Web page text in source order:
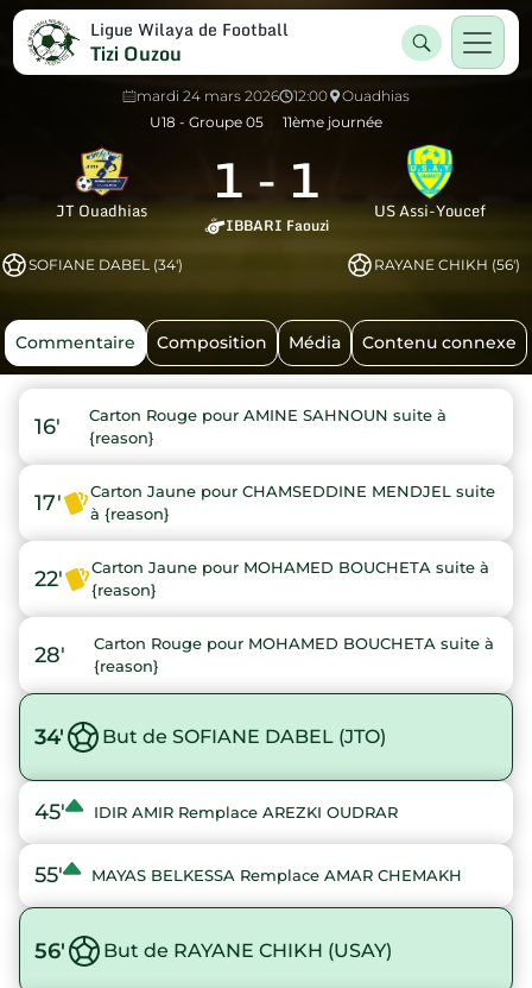
Ligue Wilaya de Football
Tizi Ouzou
mardi 24 mars 2026 12:00
Ouadhias
U18 - Groupe 05
11ème journée
JT Ouadhias 1 - 1
IBBARI Faouzi
US Assi-Youcef
SOFIANE DABEL (34') RAYANE CHIKH (56')
Commentaire Composition Média Contenu connexe
16'
Carton Rouge pour AMINE SAHNOUN suite à
{reason}
17'
Carton Jaune pour CHAMSEDDINE MENDJEL suite
à {reason}
22'
Carton Jaune pour MOHAMED BOUCHETA suite à
{reason}
28'
Carton Rouge pour MOHAMED BOUCHETA suite à
{reason}
34' But de SOFIANE DABEL (JTO)
45' IDIR AMIR Remplace AREZKI OUDRAR
55' MAYAS BELKESSA Remplace AMAR CHEMAKH
56' But de RAYANE CHIKH (USAY)